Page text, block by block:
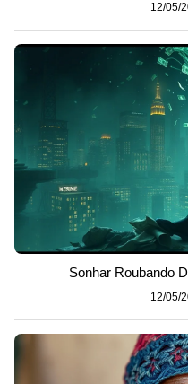
12/05/
Sonhar Roubando
12/05/